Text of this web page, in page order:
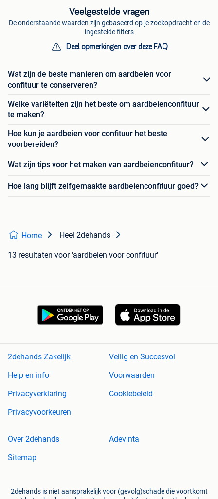
Veelgestelde vragen
De onderstaande waarden zijn gebaseerd op je zoekopdracht en de
ingestelde filters
Deel opmerkingen over deze FAQ
Wat zijn de beste manieren om aardbeien voor
confituur te conserveren?
Welke variëteiten zijn het beste om aardbeienconfituur
te maken?
Hoe kun je aardbeien voor confituur het beste
voorbereiden?
Wat zijn tips voor het maken van aardbeienconfituur?
Hoe lang blijft zelfgemaakte aardbeienconfituur goed?
Home Heel 2dehands
13 resultaten voor 'aardbeien voor confituur'
2dehands Zakelijk
Veilig en Succesvol
Help en info
Voorwaarden
Privacyverklaring
Cookiebeleid
Privacyvoorkeuren
Over 2dehands
Adevinta
Sitemap
2dehands is niet aansprakelijk voor (gevolg)schade die voortkomt